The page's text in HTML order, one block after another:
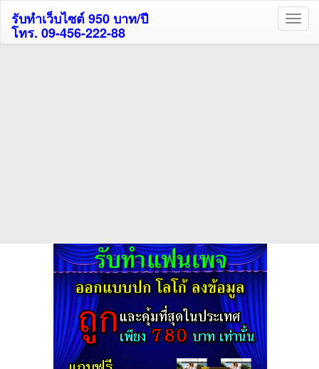
รับทำเว็บไซต์ 950 บาท/ปี
โทร. 09-456-222-88